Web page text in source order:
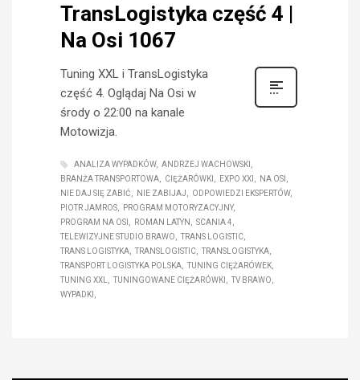
TransLogistyka część 4 |
Na Osi 1067
Tuning XXL i TransLogistyka
część 4. Oglądaj Na Osi w
środy o 22:00 na kanale
Motowizja.
ANALIZA WYPADKÓW
ANDRZEJ WACHOWSKI
BRANŻA TRANSPORTOWA
CIĘŻARÓWKI EXPO XXI
NA OSI
NIE DAJ SIĘ ZABIĆ
NIE ZABIJAJ
ODPOWIEDZI EKSPERTÓW
PIOTR JAMROS
PROGRAM MOTORYZACYJNY
PROGRAM NA OSI
ROMAN LATYN
SCANIA 4
TELEWIZYJNE STUDIO BRAWO
TRANS LOGISTIC
TRANS LOGISTYKA
TRANSLOGISTIC
TRANSLOGISTYKA
TRANSPORT LOGISTYKA POLSKA
TUNING CIĘŻARÓWEK
TUNING XXL
TUNINGOWANE CIĘŻARÓWKI
TV BRAWO
WYPADKI